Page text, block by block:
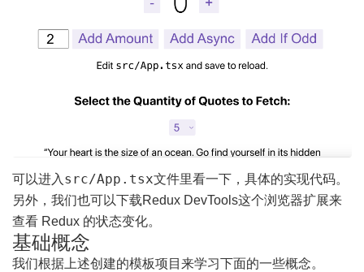
可以进入 src/App.tsx文件里看一下，具体的实现代码。
另外，我们也可以下载Redux DevTools这个浏览器扩展来
查看 Redux 的状态变化。
基础概念
我们根据上述创建的模板项目来学习下面的一些概念。